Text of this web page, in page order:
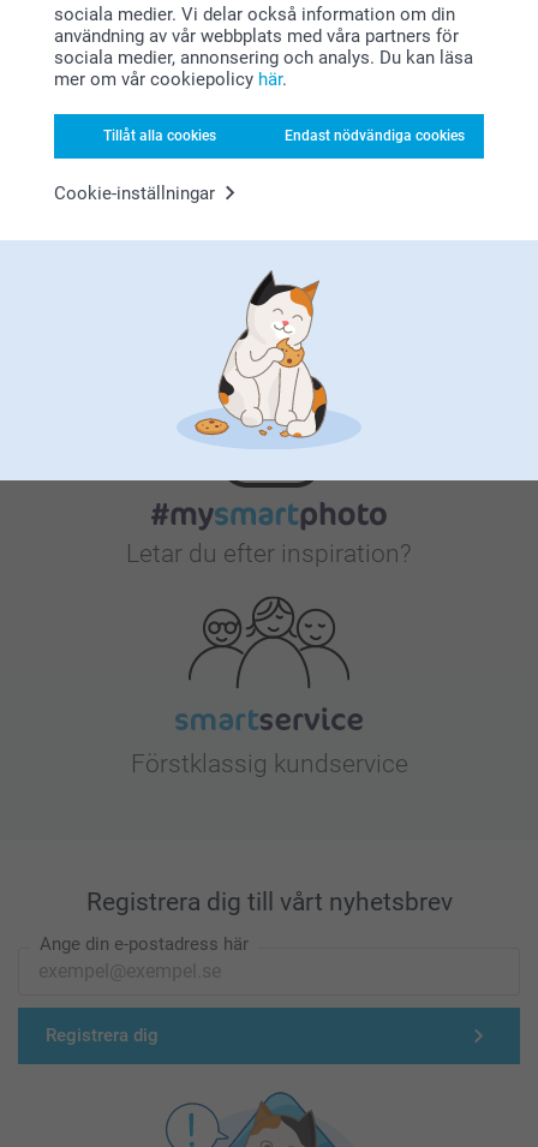
sociala medier. Vi delar också information om din
användning av vår webbplats med våra partners för
sociala medier, annonsering och analys. Du kan läsa
mer om vår cookiepolicy här.
Tillåt alla cookies Endast nödvändiga cookies
Cookie-inställningar
Nöjd kundgaranti
Bonus på alla dina köp
Letar du efter inspiration?
Förstklassig kundservice
Registrera dig till vårt nyhetsbrev
Ange din e-postadress här
Registrera dig